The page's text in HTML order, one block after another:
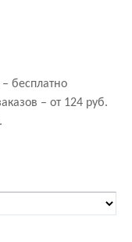
бесплатно
– от 124 руб.